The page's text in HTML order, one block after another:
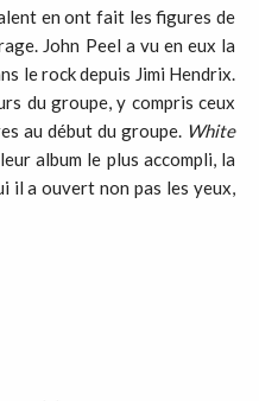
en ont fait les figures de
John Peel a vu en eux la
le rock depuis Jimi Hendrix.
du groupe, y compris ceux
au début du groupe. White
album le plus accompli, la
il a ouvert non pas les yeux,